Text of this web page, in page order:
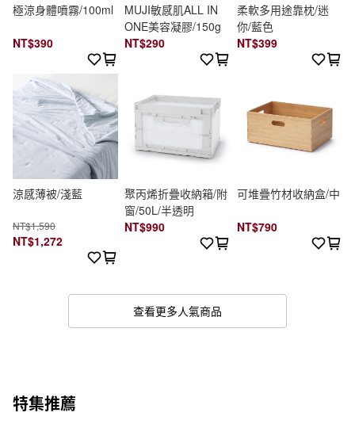
極涼身體噴霧/100ml
NT$390
MUJI敏感肌ALL IN
ONE美容凝膠/150g
NT$290
柔軟多用途靠枕/迷
你/藍色
NT$399
涼感薄被/淺藍
NT$1,590
NT$1,272
聚丙烯折疊收納箱/附
窗/50L/半透明
NT$990
可堆疊竹材收納盒/中
NT$790
查看更多人氣商品
特集推薦